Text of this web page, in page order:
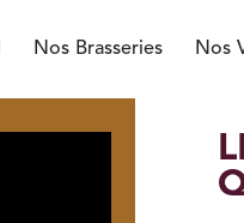
Nos Brasseries Nos